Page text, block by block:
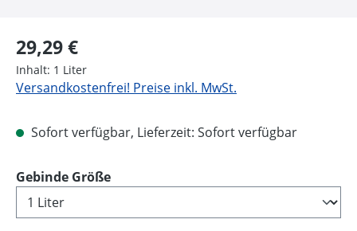
Regulärer Preis:
29,29 €
Inhalt: 1 Liter
Versandkostenfrei! Preise inkl. MwSt.
Sofort verfügbar, Lieferzeit: Sofort verfügbar
Gebinde Größeauswählen